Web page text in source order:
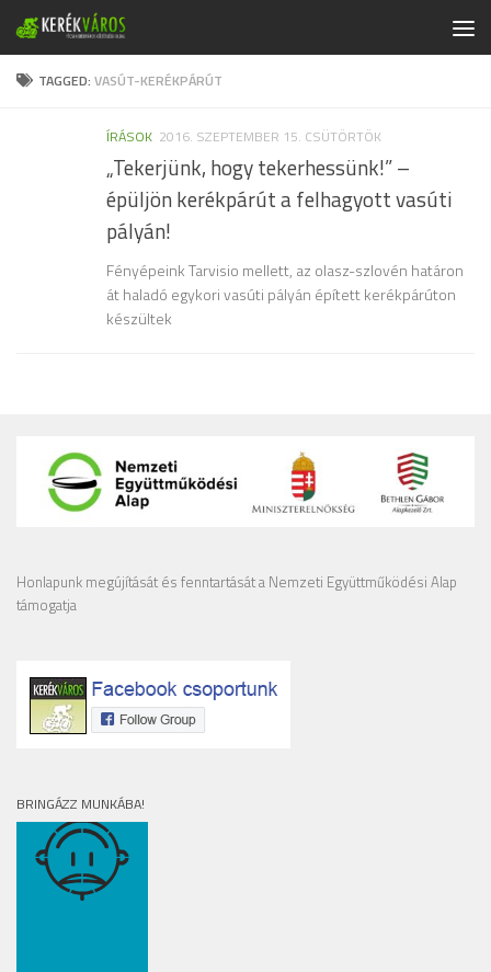
Skip to content
TAGGED:VASÚT-KERÉKPÁRÚT
ÍRÁSOK 2016. SZEPTEMBER 15. CSÜTÖRTÖK
„Tekerjünk, hogy tekerhessünk!” –
épüljön kerékpárút a felhagyott vasúti
pályán!
Fényépeink Tarvisio mellett, az olasz-szlovén határon
át haladó egykori vasúti pályán épített kerékpárúton
készültek
Honlapunk megújítását és fenntartását a Nemzeti Együttműködési Alap
támogatja
BRINGÁZZ MUNKÁBA!